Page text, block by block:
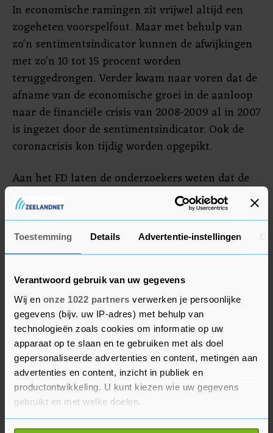
Toestemming Details Advertentie-instellingen
Verantwoord gebruik van uw gegevens
Wij en onze 1022 partners verwerken je persoonlijke
gegevens (bijv. uw IP-adres) met behulp van
technologieën zoals cookies om informatie op uw
apparaat op te slaan en te gebruiken met als doel
gepersonaliseerde advertenties en content, metingen aan
advertenties en content, inzicht in publiek en
productontwikkeling. U kunt kiezen wie uw gegevens
gebruikt en met welke doelen.
Als u het toestaat, willen we ook graag:
In economische ramingen zit vrijwel altijd een
zogeheten voorspelfout. Maar met behulp van
zo'n sentimentsindicator kunnen de afwijkingen
met zo'n 10 tot 15 procent worden
teruggedrongen. Verder kwam naar voren dat de
afname van de economische groei in de aanloop
naar de financiële crisis van 2008-2009 al in 2007
is ingezet door de sentimentsindicator. Ook de
coronacrisis kon tijdig worden opgepikt.
Aan het FD laten de onderzoekers weten dat de
resultaten overeenkomen met de uitkomsten van
eerder buitenlands onderzoek. "Krantenberichten
zijn een relevante bron voor het monitoren en
voorspellen van de economie."